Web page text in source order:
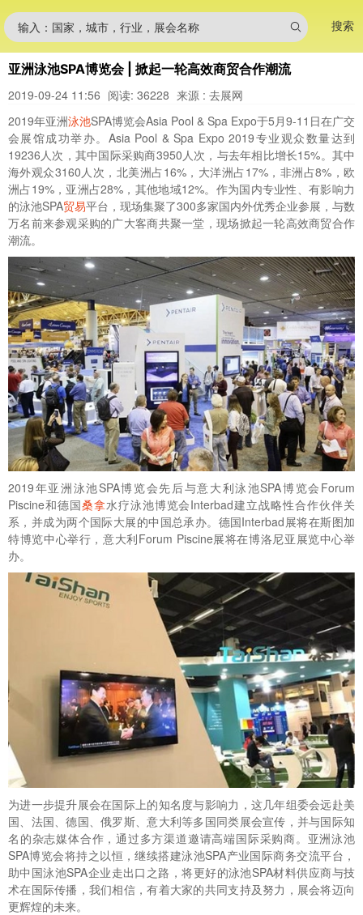
输入：国家，城市，行业，展会名称 搜索
亚洲泳池SPA博览会 | 掀起一轮高效商贸合作潮流
2019-09-24 11:56 阅读: 36228 来源 : 去展网
2019年亚洲泳池SPA博览会Asia Pool & Spa Expo于5月9-11日在广交
会展馆成功举办。Asia Pool & Spa Expo 2019专业观众数量达到
19236人次，其中国际采购商3950人次，与去年相比增长15%。其中
海外观众3160人次，北美洲占16%，大洋洲占17%，非洲占8%，欧
洲占19%，亚洲占28%，其他地域12%。作为国内专业性、有影响力
的泳池SPA贸易平台，现场集聚了300多家国内外优秀企业参展，与数
万名前来参观采购的广大客商共聚一堂，现场掀起一轮高效商贸合作
潮流。
2019年亚洲泳池SPA博览会先后与意大利泳池SPA博览会Forum
Piscine和德国桑拿水疗泳池博览会Interbad建立战略性合作伙伴关
系，并成为两个国际大展的中国总承办。德国Interbad展将在斯图加
特博览中心举行，意大利Forum Piscine展将在博洛尼亚展览中心举
办。
为进一步提升展会在国际上的知名度与影响力，这几年组委会远赴美
国、法国、德国、俄罗斯、意大利等多国同类展会宣传，并与国际知
名的杂志媒体合作，通过多方渠道邀请高端国际采购商。亚洲泳池
SPA博览会将持之以恒，继续搭建泳池SPA产业国际商务交流平台，
助中国泳池SPA企业走出口之路，将更好的泳池SPA材料供应商与技
术在国际传播，我们相信，有着大家的共同支持及努力，展会将迈向
更辉煌的未来。